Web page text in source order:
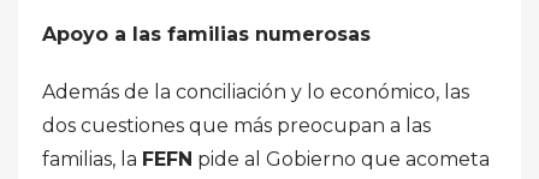
Apoyo a las familias numerosas
Además de la conciliación y lo económico, las
dos cuestiones que más preocupan a las
familias, la FEFN pide al Gobierno que acometa